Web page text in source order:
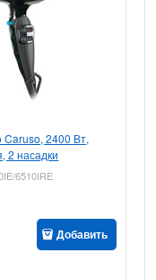
2400 Вт,
2 насадки
6510IRE
Добавить